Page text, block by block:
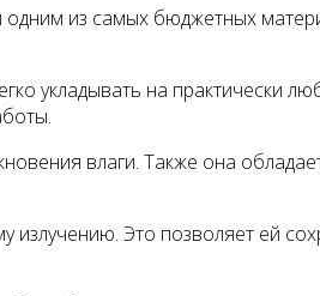
из самых бюджетных
укладывать на практически
влаги. Также она
Это позволяет ей